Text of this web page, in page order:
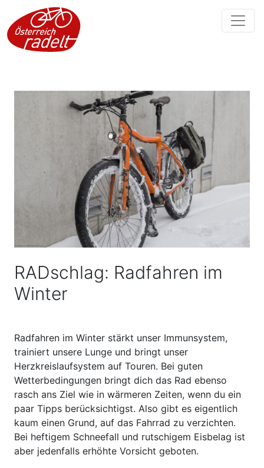
RADschlag: Radfahren im
Winter
Radfahren im Winter stärkt unser Immunsystem,
trainiert unsere Lunge und bringt unser
Herzkreislaufsystem auf Touren. Bei guten
Wetterbedingungen bringt dich das Rad ebenso
rasch ans Ziel wie in wärmeren Zeiten, wenn du ein
paar Tipps berücksichtigst. Also gibt es eigentlich
kaum einen Grund, auf das Fahrrad zu verzichten.
Bei heftigem Schneefall und rutschigem Eisbelag ist
aber jedenfalls erhöhte Vorsicht geboten.